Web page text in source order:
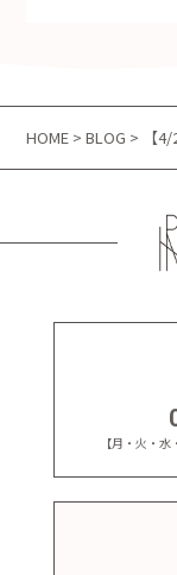
HOME >BLOG > 【4/
【月・火・